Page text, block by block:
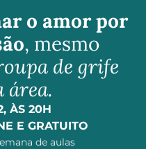
o amor por
, mesmo
de grife
área.
ÀS 20H
E GRATUITO
de aulas